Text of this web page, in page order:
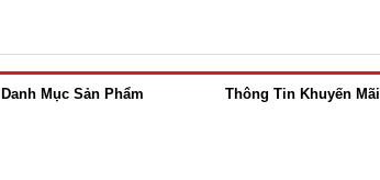
Danh Mục Sản Phẩm Thông Tin Khuyến Mãi